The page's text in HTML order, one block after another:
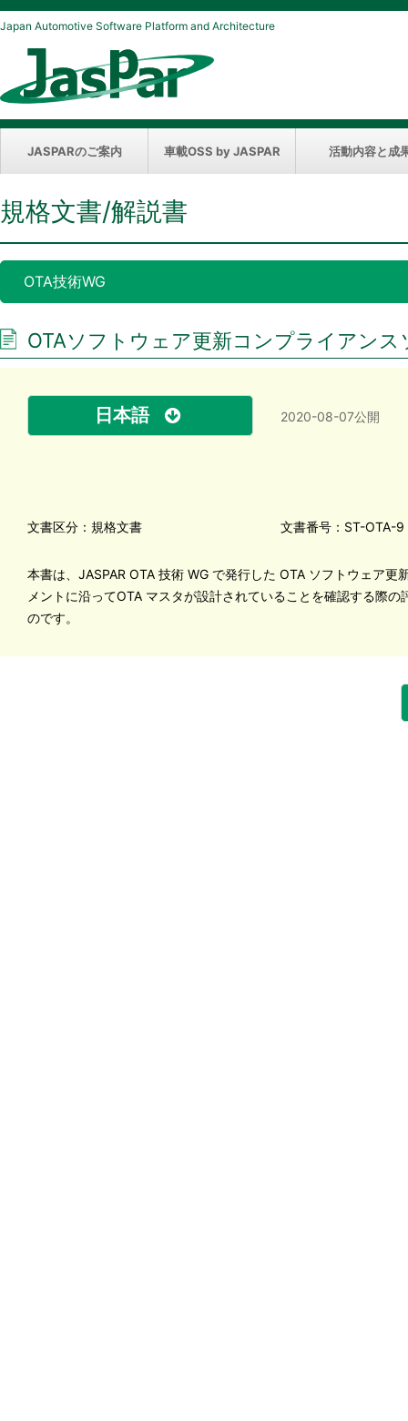
Japan Automotive Software Platform and Architecture
JASPARのご案内 車載OSS by JASPAR 活動内容と成
規格文書/解説書
OTA技術WG
OTAソフトウェア更新コンプライアンス
日本語 2020-08-07公開
文書区分：規格文書 文書番号：ST-OTA-9
本書は、JASPAR OTA 技術 WG で発行した OTA ソフトウェア更
メントに沿ってOTA マスタが設計されていることを確認する際の
のです。